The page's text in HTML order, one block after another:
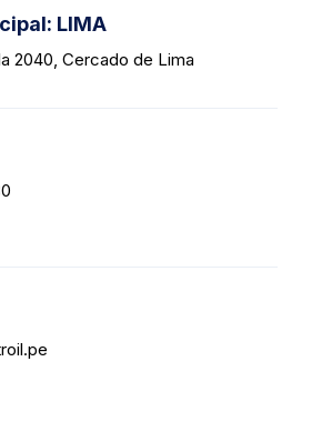
LIMA
2040, Cercado de Lima